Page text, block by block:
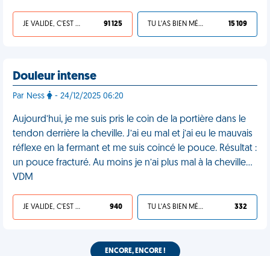
JE VALIDE, C'EST UNE VDM 91 125 TU L'AS BIEN MÉRITÉ 15 109
Douleur intense
Par Ness - 24/12/2025 06:20
Aujourd’hui, je me suis pris le coin de la portière dans le
tendon derrière la cheville. J’ai eu mal et j’ai eu le mauvais
réflexe en la fermant et me suis coincé le pouce. Résultat :
un pouce fracturé. Au moins je n’ai plus mal à la cheville…
VDM
JE VALIDE, C'EST UNE VDM 940 TU L'AS BIEN MÉRITÉ 332
ENCORE, ENCORE !